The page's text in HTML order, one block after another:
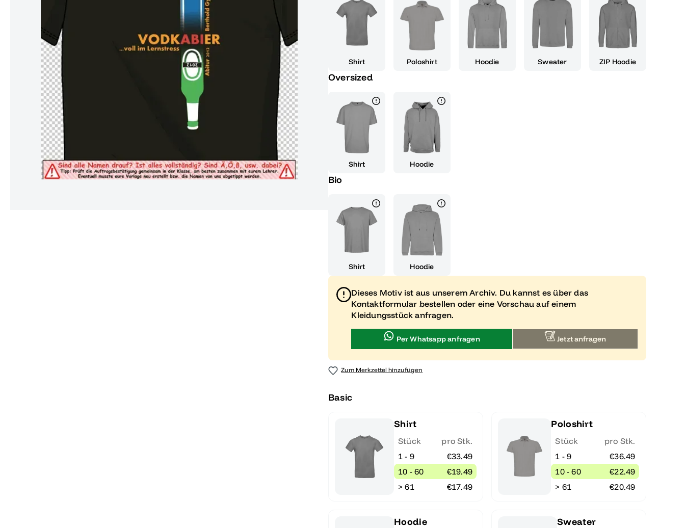
bewältigt. Dieses T-Shirt eignet sich hervorragend als Geschenk für dich selbst
oder deine Mit-Abiturienten, um gemeinsam die letzten Wochen vor den
Prüfungen mit ein wenig Lachen zu überstehen. Ob du es zur Abifete, zu
Lernsessions oder einfach in deiner Freizeit trägst – mit dem Vodkabier T-Shirt
bist du immer bestens gekleidet und zeigst, dass du trotz aller Anstrengungen
bietet dir den nötigen Komfort, den du in dieser fordernden Zeit brauchst. Lass
dir diese Gelegenheit nicht entgehen, deinen Abistress mit einer ordentlichen
Portion Humor zu würzen und hol dir das Vodkabier T-Shirt – das perfekte
Erinnerungsstück an deine Schulzeit und den Beginn eines neuen Kapitels!
Shirt Poloshirt Hoodie Sweater ZIP Hoodie
Oversized
Shirt Hoodie
Bio
Shirt Hoodie
Dieses Motiv ist aus unserem Archiv. Du kannst es über das
Kontaktformular bestellen oder eine Vorschau auf einem
Kleidungsstück anfragen.
Per Whatsapp anfragen Jetzt anfragen
Zum Merkzettel hinzufügen
Basic
Shirt
Stück
pro Stk.
1 - 9
€33.49
10 - 60
€19.49
> 61
€17.49
Poloshirt
Stück
pro Stk.
1 - 9
€36.49
10 - 60
€22.49
> 61
€20.49
Hoodie Sweater